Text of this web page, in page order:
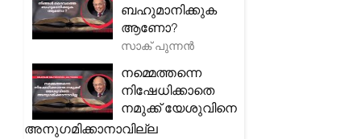
ബഹുമാനിക്കുക
ആണോ?
സാക് പുന്നൻ
നമ്മെത്തന്നെ
നിഷേധിക്കാതെ
നമുക്ക് യേശുവിനെ
അനുഗമിക്കാനാവില്ല